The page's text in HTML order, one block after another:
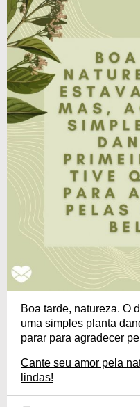
Boa tarde, natureza. O
uma simples planta
parar para agradecer
Cante seu amor pela
lindas!